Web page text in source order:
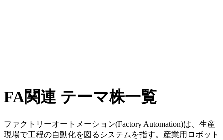
FA関連 テーマ株一覧
ファクトリーオートメーション(Factory Automation)は、生産
現場で工程の自動化を図るシステムを指す。産業用ロボット